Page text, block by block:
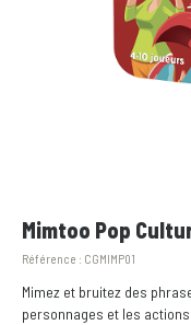
Mimtoo Pop
Référence : CGMIMP01
Mimez et bruitez des
personnages et les